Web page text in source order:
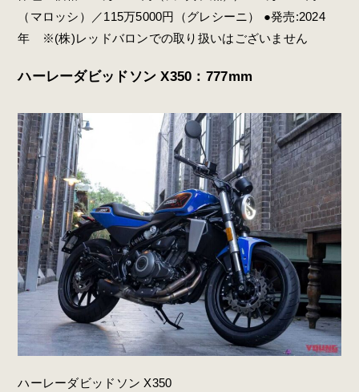
（マロッシ）／115万5000円（グレシーニ） ●発売:2024
年 ※(株)レッドバロンでの取り扱いはございません
ハーレーダビッドソン X350：777mm
ハーレーダビッドソン X350